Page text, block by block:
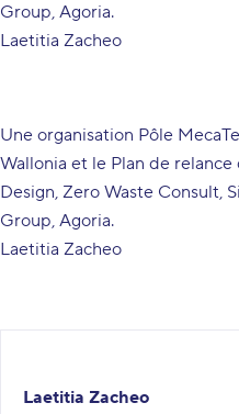
Group, Agoria.
Laetitia Zacheo
Une organisation Pôle
Wallonia et le Plan de relance
Design, Zero Waste Consult,
Group, Agoria.
Laetitia Zacheo
Laetitia Zacheo